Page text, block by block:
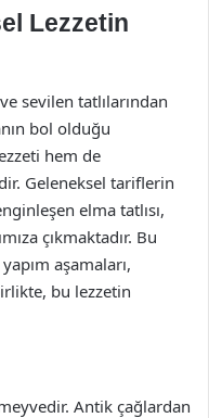
Lezzetin
sevilen tatlılarından
bol olduğu
hem de
Geleneksel tariflerin
elma tatlısı,
çıkmaktadır. Bu
aşamaları,
bu lezzetin
Antik çağlardan